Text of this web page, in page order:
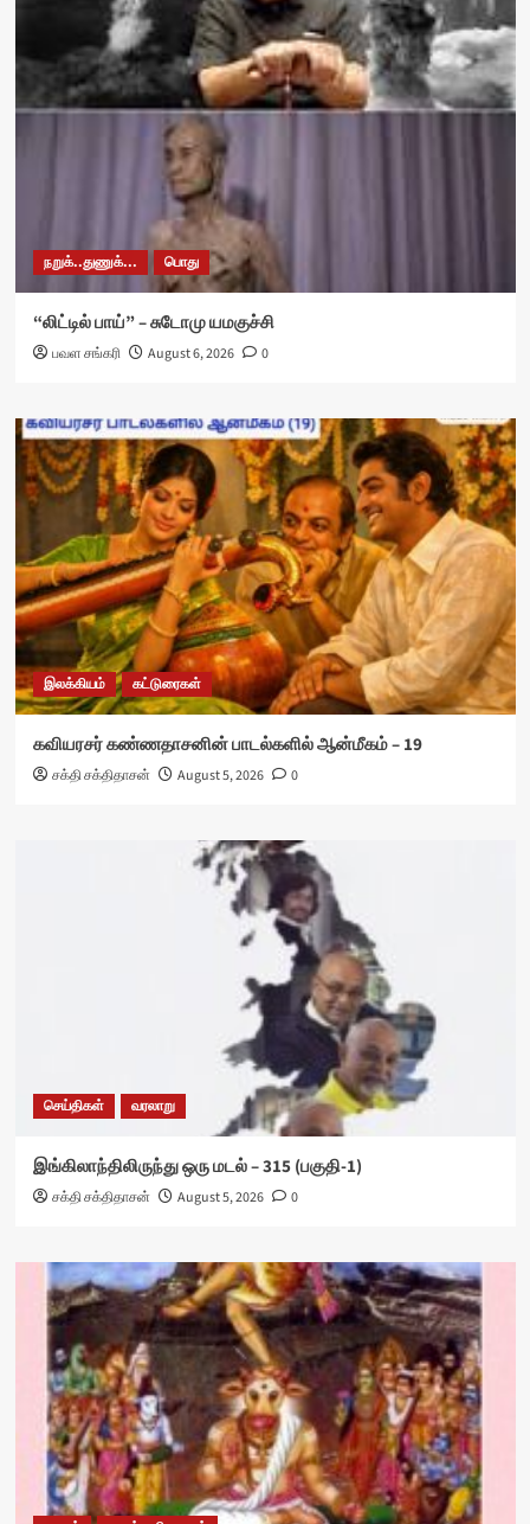
நறுக்..துணுக்... பொது
“லிட்டில் பாய்” – சுடோமு யமகுச்சி
பவள சங்கரி August 6, 2026 0
இலக்கியம் கட்டுரைகள்
கவியரசர் கண்ணதாசனின் பாடல்களில் ஆன்மீகம் – 19
சக்தி சக்திதாசன் August 5, 2026 0
செய்திகள் வரலாறு
இங்கிலாந்திலிருந்து ஒரு மடல் – 315 (பகுதி-1)
சக்தி சக்திதாசன் August 5, 2026 0